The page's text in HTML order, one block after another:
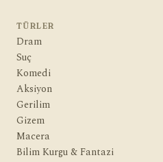
TÜRLER
Dram
Suç
Komedi
Aksiyon
Gerilim
Gizem
Macera
Bilim Kurgu & Fantazi